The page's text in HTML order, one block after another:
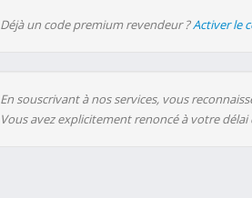
Déjà un code premium revendeur ?Activer le
En souscrivant à nos services, vous
Vous avez explicitement renoncé à votre